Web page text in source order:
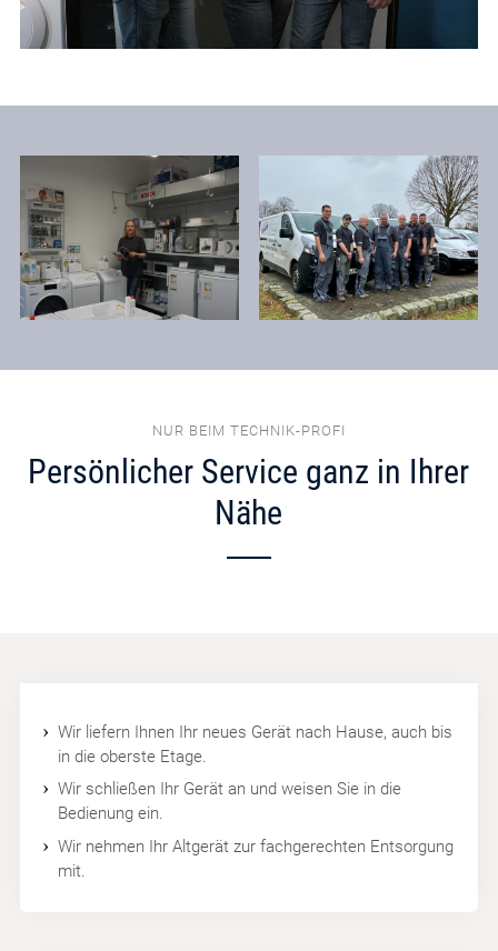
NUR BEIM TECHNIK-PROFI
Persönlicher Service ganz in Ihrer
Nähe
Wir liefern Ihnen Ihr neues Gerät nach Hause, auch bis
in die oberste Etage.
Wir schließen Ihr Gerät an und weisen Sie in die
Bedienung ein.
Wir nehmen Ihr Altgerät zur fachgerechten Entsorgung
mit.